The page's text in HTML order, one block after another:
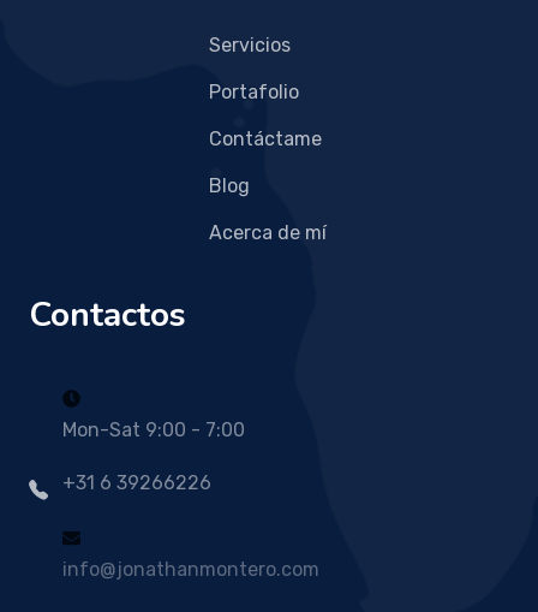
Servicios
Portafolio
Contáctame
Blog
Acerca de mí
Contactos
Mon-Sat 9:00 - 7:00
+31 6 39266226
info@jonathanmontero.com